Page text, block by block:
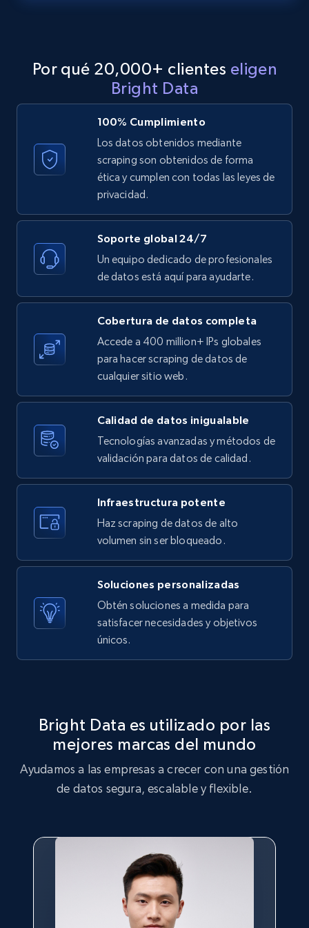
text, Date posted, and more.
11.3K+ 1.5K+ Prueba gratuita
LinkedIn posts - Discover new posts
URL, ID, User id, Use url, Title, Headline, Post
11.3K+ 1.5K+ Prueba gratuita
X (formerly Twitter) - Posts
ID, User posted, Name, Description, Date
posted, Photos, URL, Quoted post, and more.
10.3K+ 1.2K+ Prueba gratuita
ID, User posted, Name, Description, Date
posted, Photos, URL, Quoted post, and more.
10.3K+ 1.2K+ Prueba gratuita
X (formerly Twitter) - Posts - Getting x
10.3K+ 1.2K+ Prueba gratuita
TikTok - Profiles
Like engagement rate, Bio link, Predicted lang,
963+ Prueba gratuita
Por qué 20,000+ clientes eligen
Bright Data
100% Cumplimiento
Los datos obtenidos mediante
scraping son obtenidos de forma
ética y cumplen con todas las leyes de
privacidad.
Soporte global 24/7
Un equipo dedicado de profesionales
de datos está aquí para ayudarte.
Cobertura de datos completa
Accede a 400 million+ IPs globales
para hacer scraping de datos de
cualquier sitio web.
Calidad de datos inigualable
Tecnologías avanzadas y métodos de
validación para datos de calidad.
Infraestructura potente
Haz scraping de datos de alto
volumen sin ser bloqueado.
Soluciones personalizadas
Obtén soluciones a medida para
satisfacer necesidades y objetivos
únicos.
Bright Data es utilizado por las
mejores marcas del mundo
Ayudamos a las empresas a crecer con una gestión
de datos segura, escalable y flexible.